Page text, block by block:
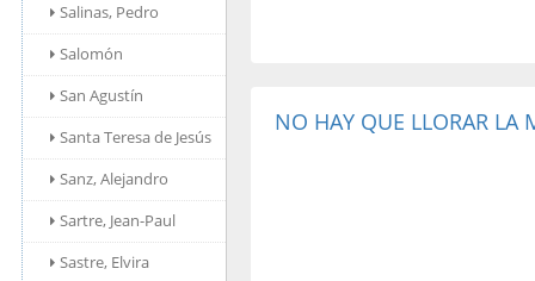
Salinas, Pedro
Salomón
San Agustín
Santa Teresa de Jesús
Sanz, Alejandro
Sartre, Jean-Paul
Sastre, Elvira
NO HAY QUE LLORAR LA